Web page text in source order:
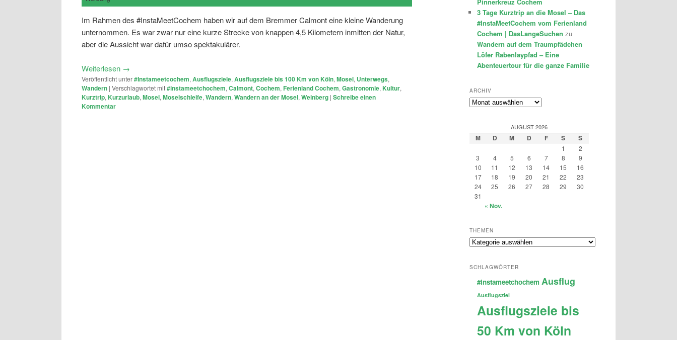
Im Rahmen des #InstaMeetCochem haben wir auf dem Bremmer Calmont eine kleine Wanderung
unternommen. Es war zwar nur eine kurze Strecke von knappen 4,5 Kilometern inmitten der Natur,
aber die Aussicht war dafür umso spektakulärer.
Weiterlesen →
Veröffentlicht unter#Instameetcochem, Ausflugsziele, Ausflugsziele bis 100 Km von Köln, Mosel, Unterwegs,
Wandern | Verschlagwortet mit#instameetchochem, Calmont, Cochem, Ferienland Cochem, Gastronomie, Kultur,
Kurztrip, Kurzurlaub, Mosel, Moselschleife, Wandern, Wandern an der Mosel, Weinberg | Schreibe einen
Kommentar
3 Tage Kurztrip an die Mosel – Das
#InstaMeetCochem vom Ferienland
Cochem | DasLangeSuchen zu
Wandern auf dem Traumpfädchen
Löfer Rabenlaypfad – Eine
Abenteuertour für die ganze Familie
ARCHIV
Archiv
AUGUST 2026
M D M D F S S
1
2
3
4 5 6 7 8
9
10
11 12 13 14 15
16
17
18 19 20 21 22
23
24
25 26 27 28 29
30
31
« Nov.
THEMEN
Themen
SCHLAGWÖRTER
#instameetchochem Ausflug
Ausflugsziel
Ausflugsziele bis
50 Km von Köln